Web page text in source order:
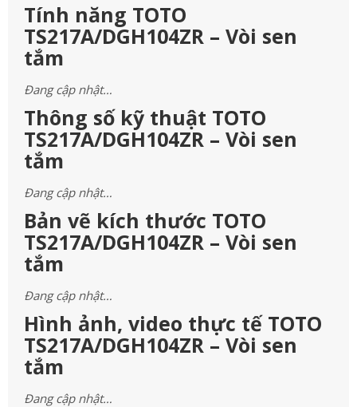
Tính năng TOTO
TS217A/DGH104ZR – Vòi sen
tắm
Đang cập nhật…
Thông số kỹ thuật TOTO
TS217A/DGH104ZR – Vòi sen
tắm
Đang cập nhật…
Bản vẽ kích thước TOTO
TS217A/DGH104ZR – Vòi sen
tắm
Đang cập nhật…
Hình ảnh, video thực tế TOTO
TS217A/DGH104ZR – Vòi sen
tắm
Đang cập nhật…